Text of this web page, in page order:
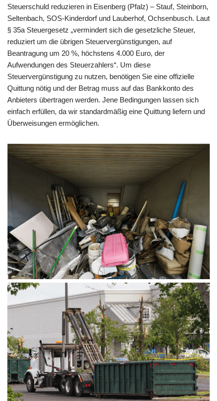
Steuerschuld reduzieren in Eisenberg (Pfalz) – Stauf, Steinborn,
Seltenbach, SOS-Kinderdorf und Lauberhof, Ochsenbusch. Laut
§ 35a Steuergesetz „vermindert sich die gesetzliche Steuer,
reduziert um die übrigen Steuervergünstigungen, auf
Beantragung um 20 %, höchstens 4.000 Euro, der
Aufwendungen des Steuerzahlers“. Um diese
Steuervergünstigung zu nutzen, benötigen Sie eine offizielle
Quittung nötig und der Betrag muss auf das Bankkonto des
Anbieters übertragen werden. Jene Bedingungen lassen sich
einfach erfüllen, da wir standardmäßig eine Quittung liefern und
Überweisungen ermöglichen.